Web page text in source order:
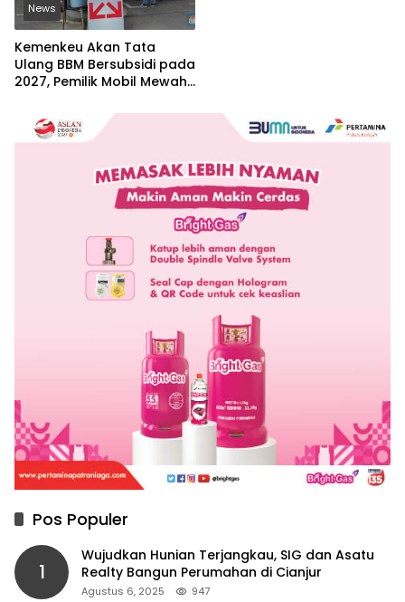
News
Kemenkeu Akan Tata
Ulang BBM Bersubsidi pada
2027, Pemilik Mobil Mewah
Pos Populer
1
Wujudkan Hunian Terjangkau, SIG dan Asatu
Realty Bangun Perumahan di Cianjur
Agustus 6, 2025 947